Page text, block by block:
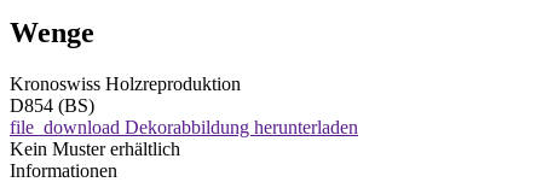
Wenge
Kronoswiss Holzreproduktion
D854 (BS)
file_download Dekorabbildung herunterladen
Kein Muster erhältlich
Informationen